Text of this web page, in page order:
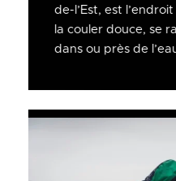
de-l’Est, est
la couler douce, se
dans ou près de